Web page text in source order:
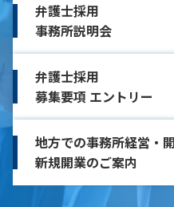
弁護士採用
事務所説明会
弁護士採用
募集要項 エントリー
地方での事務所経営・
新規開業のご案内